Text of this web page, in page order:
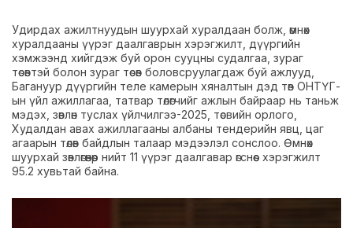
Удирдах ажилтнуудын шуурхай хуралдаан болж, өмнөх
хуралдааны үүрэг даалгаврын хэрэгжилт, дүүргийн
хэмжээнд хийгдэж буй орон сууцны судалгаа, зураг
төсөвтэй болон зураг төсөв боловсруулагдаж буй ажлууд,
Багануур дүүргийн теле камерын хяналтын дэд төв ОНТҮГ-
ын үйл ажиллагаа, татвар төлөгчийг ажлын байраар нь таньж
мэдэх, зөвлөн туслах үйлчилгээ-2025, төсвийн орлого,
Худалдан авах ажиллагааны албаны тендерийн явц, цаг
агаарын төлөв байдлын талаар мэдээлэл сонслоо. Өмнөх
шуурхай зөвлөгөөнөөр нийт 11 үүрэг даалгавар өгснөөс хэрэгжилт
95.2 хувьтай байна.